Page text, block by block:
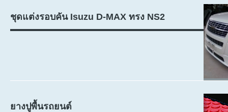
ชุดแต่งรอบคัน Isuzu D-MAX ทรง NS2
ยางปูพื้นรถยนต์